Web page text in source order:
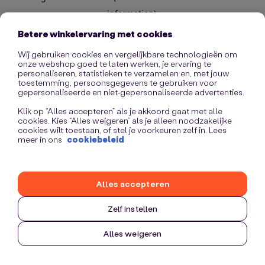
information).
Betere winkelervaring met cookies
Wij gebruiken cookies en vergelijkbare technologieën om
onze webshop goed te laten werken, je ervaring te
personaliseren, statistieken te verzamelen en, met jouw
toestemming, persoonsgegevens te gebruiken voor
gepersonaliseerde en niet-gepersonaliseerde advertenties.
Klik op “Alles accepteren” als je akkoord gaat met alle
cookies. Kies “Alles weigeren” als je alleen noodzakelijke
cookies wilt toestaan, of stel je voorkeuren zelf in. Lees
meer in ons cookiebeleid
Zelf instellen
Alles weigeren
Alles accepteren